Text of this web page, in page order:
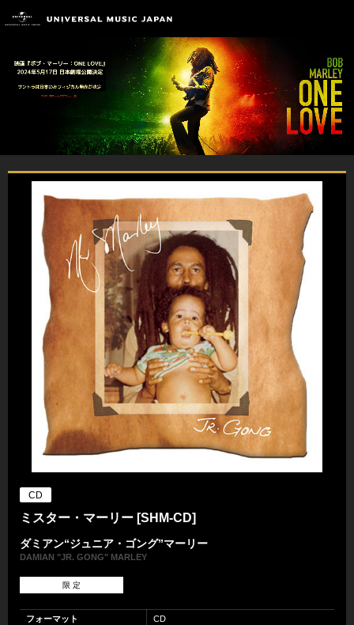
CD
ミスター・マーリー [SHM-CD]
ダミアン“ジュニア・ゴング”マーリー
DAMIAN "JR. GONG" MARLEY
限 定
フォーマット
CD